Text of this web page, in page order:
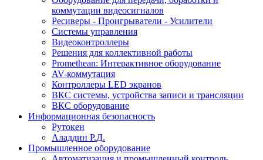
коммутации видеосигналов
Ресиверы - Проигрыватели - Усилители
Системы управления
Видеоконтроллеры
Решения для коллективной работы
Promethean: Интерактивное оборудование
AV-коммутация
Контроллеры LED экранов
ВКС системы, устройства записи и трансляции
ВКС оборудование
Информационная безопасность
Рутокен
Аладдин Р.Д.
Промышленное оборудование